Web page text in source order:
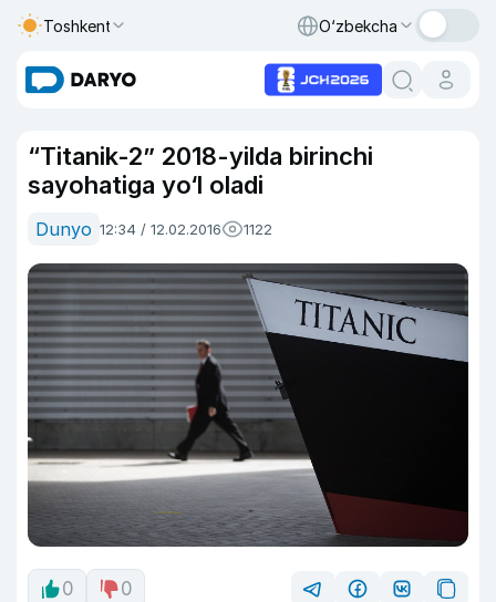
Toshkent O‘zbekcha
“Titanik-2” 2018-yilda birinchi
sayohatiga yo‘l oladi
Dunyo 12:34 / 12.02.2016 1122
0 0